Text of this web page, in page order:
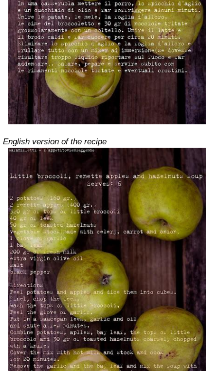
English version of the recipe